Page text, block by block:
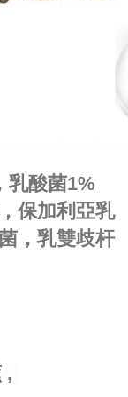
乳酸菌1%
保加利亞乳
，乳雙歧杆
,